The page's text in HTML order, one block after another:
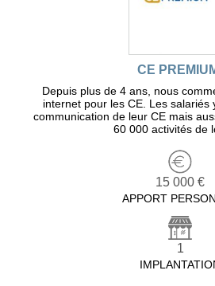
CE
Depuis plus de 4 ans, nous
internet pour les CE. Les salariés
communication de leur CE mais
60 000 activités de
15 000 €
APPORT
1